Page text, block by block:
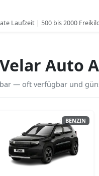
Laufzeit | 500 bis 2000
Auto
— oft verfügbar und
BENZIN